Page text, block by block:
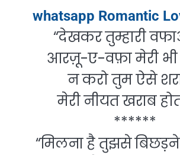
whatsapp Romantic
“देखकर तुम्हारी
आरज़ू-ए-वफ़ा मेरी भी
न करो तुम ऐसे
मेरी नीयत खराब
******
“मिलना है तुझसे